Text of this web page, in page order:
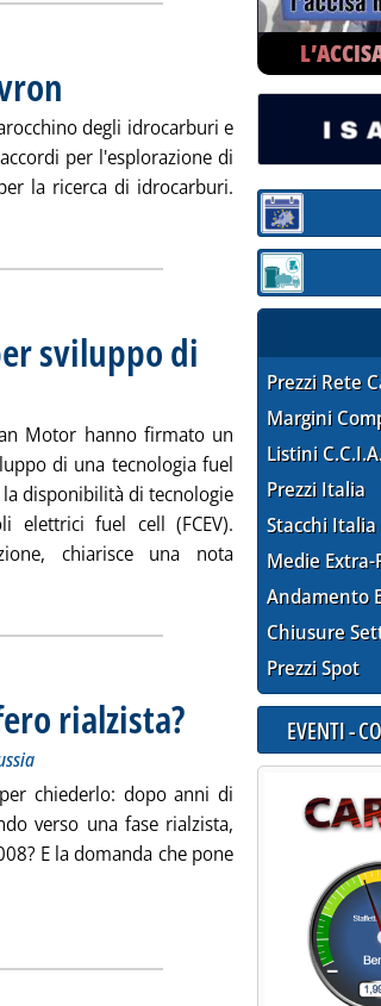
. Pubblicata mercoledì 30 gennaio 2013 alle 15.23.
degli idrocarburi e
per l'esplorazione di
la ricerca di idrocarburi.
notizia: 'Upstream, accordo Marocco-
sviluppo di
11.51.
Motor hanno firmato un
di una tecnologia fuel
disponibilità di tecnologie
elettrici fuel cell (FCEV).
chiarisce una nota
Ford e Nissan per sviluppo di fuel cell
rialzista?. Sottotitolo: Molto dipenderà
. Pubblicata venerdì 25 gennaio
chiederlo: dopo anni di
verso una fase rialzista,
E la domanda che pone
la notizia: 'Aie, ritorno a un mercato
Sezione:
Sezione:
Prezzi Rete
Margini
Listini
Prezzi Italia
Stacchi Italia
Medie Extra-
Andamento
Chiusure
Prezzi Spot
EVENTI -